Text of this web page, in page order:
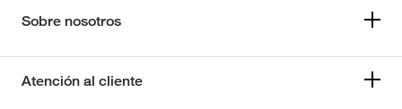
Sobre nosotros
Atención al cliente